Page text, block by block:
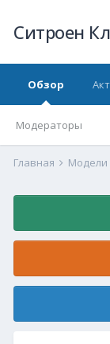
Ситроен
Обзор
Модераторы
Главная Модели